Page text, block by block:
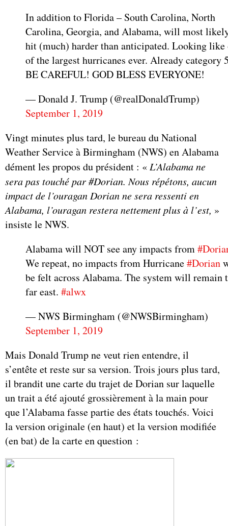
In addition to Florida – South Carolina, North
Carolina, Georgia, and Alabama, will most
hit (much) harder than anticipated. Looking like
of the largest hurricanes ever. Already category
BE CAREFUL! GOD BLESS EVERYONE!
— Donald J. Trump (@realDonaldTrump)
September 1, 2019
Vingt minutes plus tard, le bureau du National
Weather Service à Birmingham (NWS) en Alabama
dément les propos du président : « L’Alabama ne
sera pas touché par #Dorian. Nous répétons, aucun
impact de l’ouragan Dorian ne sera ressenti en
Alabama, l’ouragan restera nettement plus à l’est, »
insiste le NWS.
Alabama will NOT see any impacts from
We repeat, no impacts from Hurricane#Dorian
be felt across Alabama. The system will remain
far east. #alwx
— NWS Birmingham (@NWSBirmingham)
September 1, 2019
Mais Donald Trump ne veut rien entendre, il
s’entête et reste sur sa version. Trois jours plus tard,
il brandit une carte du trajet de Dorian sur laquelle
un trait a été ajouté grossièrement à la main pour
que l’Alabama fasse partie des états touchés. Voici
la version originale (en haut) et la version modifiée
(en bat) de la carte en question :